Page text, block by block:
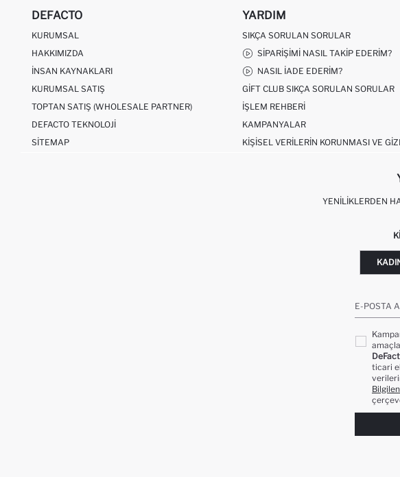
DEFACTO
KURUMSAL
HAKKIMIZDA
İNSAN KAYNAKLARI
KURUMSAL SATIŞ
TOPTAN SATIŞ (WHOLESALE PARTNER)
DEFACTO TEKNOLOJI
SITEMAP
YARDIM
SIKÇA SORULAN SORULAR
SIPARIŞIMI NASIL TAKIP EDERIM?
NASIL İADE EDERIM?
GIFT CLUB SIKÇA SORULAN SORULAR
İŞLEM REHBERI
KAMPANYALAR
KIŞISEL VERILERIN KORUNMASI VE
YENILIKLERDEN
E-POSTA
ticari